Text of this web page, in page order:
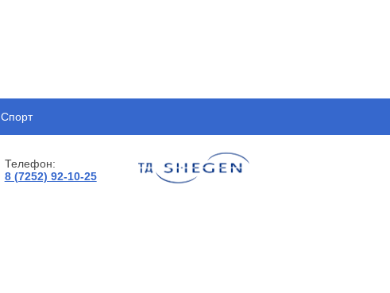
Спорт
Телефон:
8 (7252) 92-10-25